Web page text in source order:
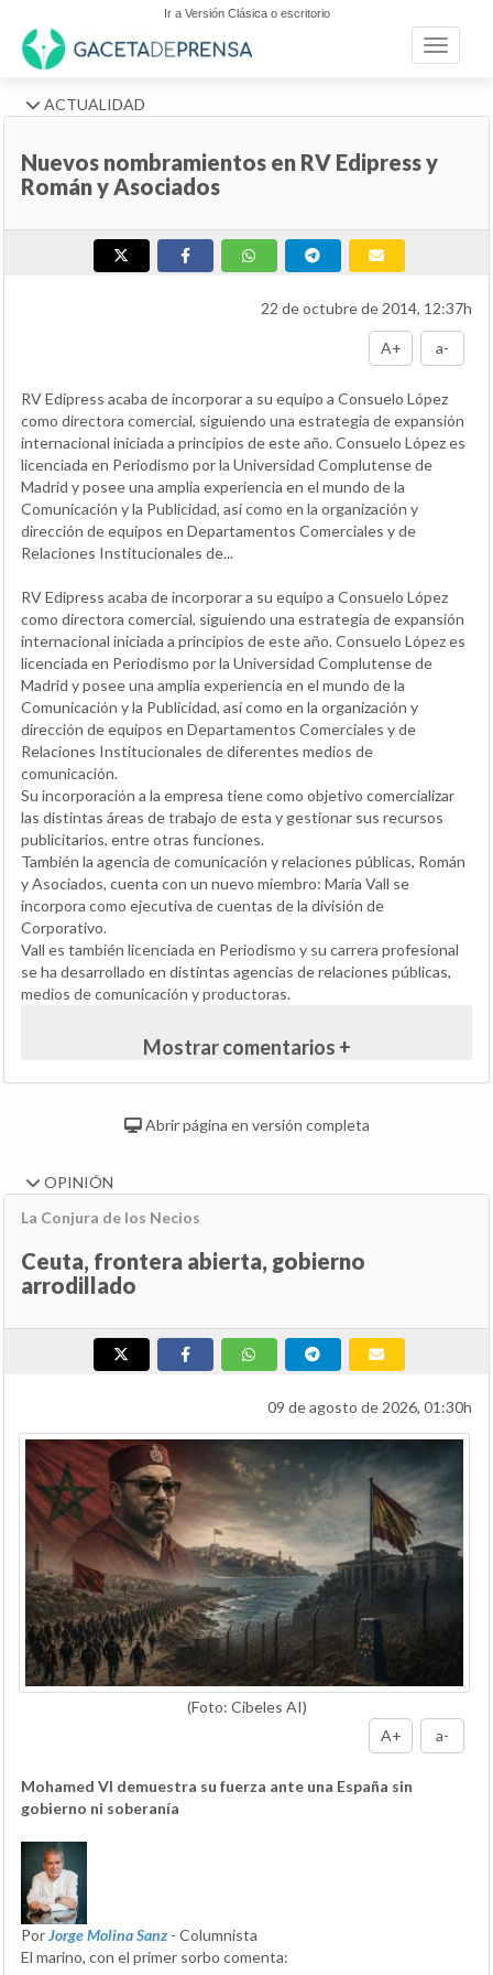
Ir a Versión Clásica o escritorio
Toggle
ACTUALIDAD
Nuevos nombramientos en RV Edipress y
Román y Asociados
22 de octubre de 2014, 12:37h
A+ a-
RV Edipress acaba de incorporar a su equipo a Consuelo López
como directora comercial, siguiendo una estrategia de expansión
internacional iniciada a principios de este año. Consuelo López es
licenciada en Periodismo por la Universidad Complutense de
Madrid y posee una amplia experiencia en el mundo de la
Comunicación y la Publicidad, así como en la organización y
dirección de equipos en Departamentos Comerciales y de
Relaciones Institucionales de...
RV Edipress acaba de incorporar a su equipo a Consuelo López
como directora comercial, siguiendo una estrategia de expansión
internacional iniciada a principios de este año. Consuelo López es
licenciada en Periodismo por la Universidad Complutense de
Madrid y posee una amplia experiencia en el mundo de la
Comunicación y la Publicidad, así como en la organización y
dirección de equipos en Departamentos Comerciales y de
Relaciones Institucionales de diferentes medios de
comunicación.
Su incorporación a la empresa tiene como objetivo comercializar
las distintas áreas de trabajo de esta y gestionar sus recursos
publicitarios, entre otras funciones.
También la agencia de comunicación y relaciones públicas, Román
y Asociados, cuenta con un nuevo miembro: María Vall se
incorpora como ejecutiva de cuentas de la división de
Corporativo.
Vall es también licenciada en Periodismo y su carrera profesional
se ha desarrollado en distintas agencias de relaciones públicas,
medios de comunicación y productoras.
Mostrar comentarios +
Abrir página en versión completa
OPINIÓN
La Conjura de los Necios
Ceuta, frontera abierta, gobierno
arrodillado
09 de agosto de 2026, 01:30h
(Foto: Cibeles AI)
A+
a-
Mohamed VI demuestra su fuerza ante una España sin
gobierno ni soberanía
PorJorge Molina Sanz - Columnista
El marino, con el primer sorbo comenta: